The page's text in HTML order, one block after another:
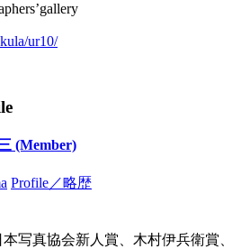
ur10/
(Member)
Profile／略歴
写真協会新人賞、木村伊兵衛賞、